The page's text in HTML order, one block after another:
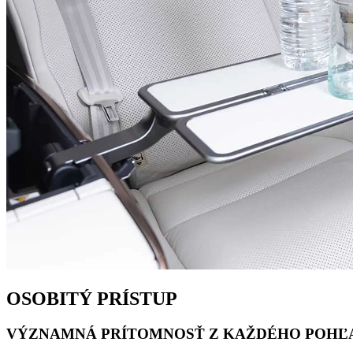
OSOBITÝ PRÍSTUP
VÝZNAMNÁ PRÍTOMNOSŤ Z KAŽDÉHO